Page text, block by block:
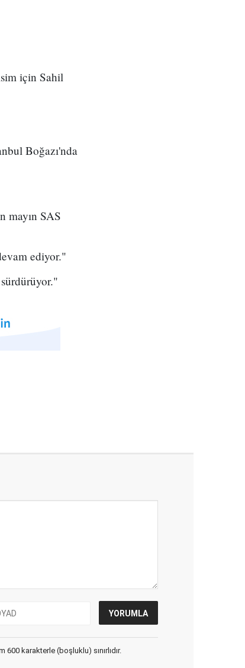
için Sahil
Boğazı'nda
mayın SAS
ediyor."
karakterle (boşluklu) sınırlıdır.